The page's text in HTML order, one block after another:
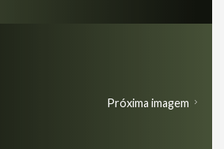
Próxima imagem